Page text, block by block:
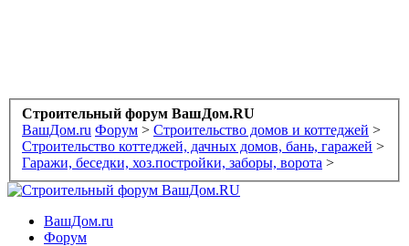
Строительный форум ВашДом.RU
ВашДом.ru Форум > Строительство домов и коттеджей >
Строительство коттеджей, дачных домов, бань, гаражей >
Гаражи, беседки, хоз.постройки, заборы, ворота >
ВашДом.ru
Форум